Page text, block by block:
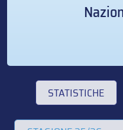
STATISTICHE